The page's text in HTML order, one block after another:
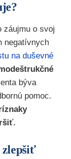
záujmu o svoj
negatívnych
na duševné
býva
pomoc.
zlepšiť